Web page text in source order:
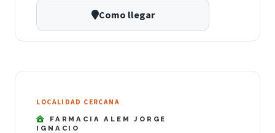
Como llegar
LOCALIDAD CERCANA
FARMACIA ALEM JORGE
IGNACIO